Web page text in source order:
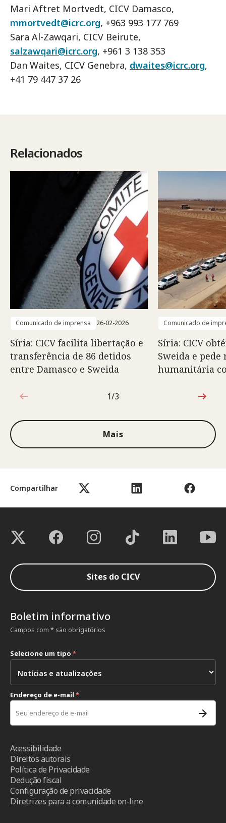
Compartilhar
Mari Aftret Mortvedt, CICV Damasco,
mmortvedt@icrc.org, +963 993 177 769
Sara Al-Zawqari, CICV Beirute,
salzawqari@icrc.org, +961 3 138 353
Dan Waites, CICV Genebra, dwaites@icrc.org,
+41 79 447 37 26
Relacionados
Comunicado de imprensa 26-02-2026
Síria: CICV facilita libertação e
transferência de 86 detidos
entre Damasco e Sweida
Comunicado de
Síria: CICV
Sweida e pede
humanitária
1 de 3
1/3
Mais
Sites do CICV
Boletim informativo
Campos com * são obrigatórios
Selecione um tipo *
Endereço de e-mail *
Acessibilidade
Direitos autorais
Política de Privacidade
Dedução fiscal
Configuração de privacidade
Diretrizes para a comunidade on-line